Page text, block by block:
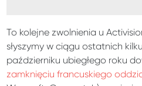
To kolejne zwolnienia u
słyszymy w ciągu ostatnich
październiku ubiegłego roku
zamknięciu francuskiego